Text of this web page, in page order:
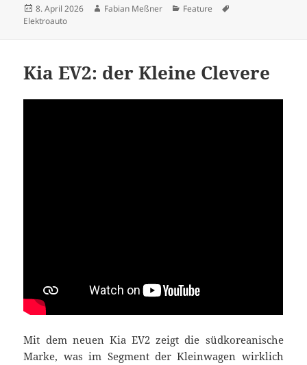
Veröffentlicht
am
8. April 2026 Autor
Fabian Meßner Kategorien
Feature
Elektroauto
Kia EV2: der Kleine Clevere
Mit dem neuen Kia EV2 zeigt die südkoreanische
Marke, was im Segment der Kleinwagen wirklich